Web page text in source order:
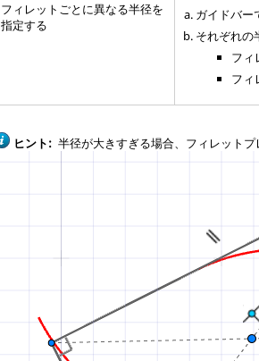
フィレットごとに異なる半径を
指定する
ガイドバー
それぞれの
フィ
フィ
ヒント: 半径が大きすぎる場合、フィレット